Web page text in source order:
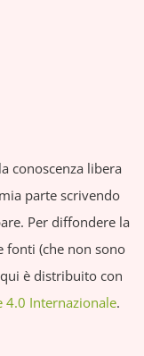
conoscenza libera
parte scrivendo
Per diffondere la
fonti (che non sono
è distribuito con
4.0 Internazionale.